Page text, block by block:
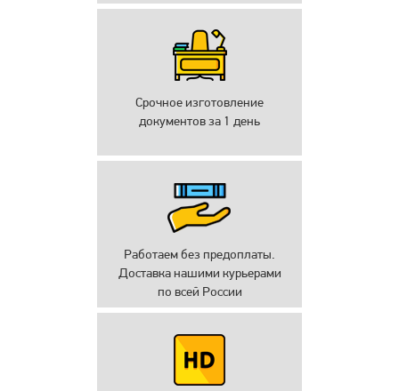
Срочное изготовление
документов за 1 день
Работаем без предоплаты.
Доставка нашими курьерами
по всей России